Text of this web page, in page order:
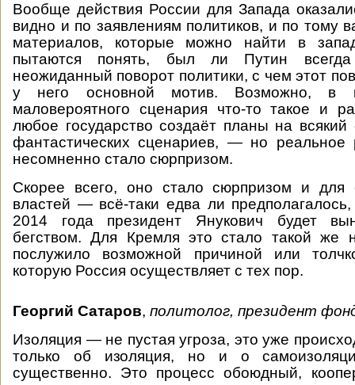
Вообще действия России для Запада
видно и по заявлениям политиков, и по тому
материалов, которые можно найти в
пытаются понять, был ли Путин
неожиданный поворот политики, с чем этот
у него основной мотив. Возможно, в
маловероятного сценария что-то такое и
любое государство создаёт планы на
фантастических сценариев, — но реальное
несомненно стало сюрпризом.
Скорее всего, оно стало сюрпризом и для
властей — всё-таки едва ли
2014 года президент Янукович будет
бегством. Для Кремля это стало такой же
послужило возможной причиной или
которую Россия осуществляет с тех пор.
Георгий Сатаров, политолог, президент
Изоляция — не пустая угроза, это уже
только об изоляция, но и о
существенно. Это процесс обоюдный,